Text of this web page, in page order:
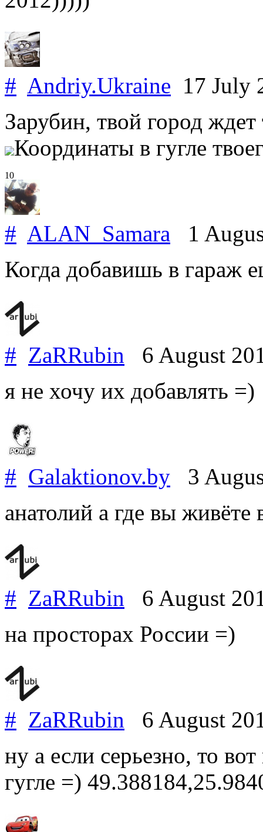
# Andriy.Ukraine 17 July
Зарубин, твой город ждет
Координаты в гугле
10
# ALAN_Samara 1
Когда добавишь в гараж
# ZaRRubin 6 August
я не хочу их добавлять =)
# Galaktionov.by 3
анатолий а где вы живёте
# ZaRRubin 6 August
на просторах России =)
# ZaRRubin 6 August
ну а если серьезно, то
гугле =)